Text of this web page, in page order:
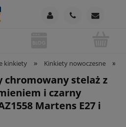
kinkiety » Kinkiety nowoczesne »
stelaż z
i czarny
Martens E27 i